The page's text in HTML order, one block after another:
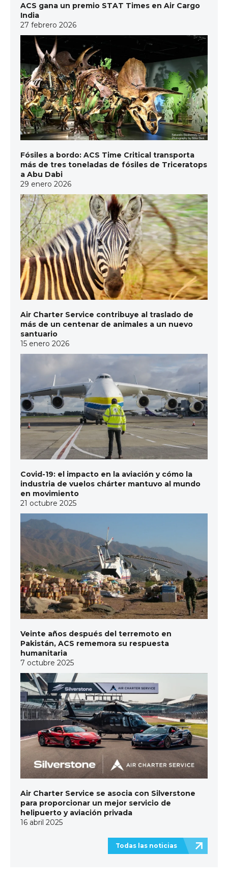
ACS gana un premio STAT Times en Air Cargo
India
27 febrero 2026
Fósiles a bordo: ACS Time Critical transporta
más de tres toneladas de fósiles de Triceratops
a Abu Dabi
29 enero 2026
Air Charter Service contribuye al traslado de
más de un centenar de animales a un nuevo
santuario
15 enero 2026
Covid-19: el impacto en la aviación y cómo la
industria de vuelos chárter mantuvo al mundo
en movimiento
21 octubre 2025
Veinte años después del terremoto en
Pakistán, ACS rememora su respuesta
humanitaria
7 octubre 2025
Air Charter Service se asocia con Silverstone
para proporcionar un mejor servicio de
helipuerto y aviación privada
16 abril 2025
Todas las noticias